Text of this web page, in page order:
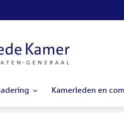
Kamerleden en